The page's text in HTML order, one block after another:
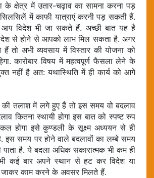
के क्षेत्र में उतार-चढ़ाव का सामना करना पड़
में काफी यात्राएं करनी पड़ सकती हैं.
आप विदेश भी जा सकते हैं. अच्छी बात यह है
से होने से आपको लाभ मिल सकता है. अगर
तो अभी व्यवसाय में विस्तार की योजना को
कारोबार विषय में महत्वपूर्ण फैसला लेने के
नहीं है अत: यथास्थिति में ही कार्य को आगे
तलाश में लगे हुए हैं तो इस समय वो बदलाव
कितना स्थायी होगा इस बात को स्पष्ट रुप
होगा इसे कुण्डली के सूक्ष्म अध्ययन से ही
इस समय पर होने वाले बदलावों का लम्बे समय
पाता है. ये बदला अधिक सकारात्मक भी कम ही
कई बार अपने स्थान से हट कर विदेश या
जाकर काम करने के अवसर मिलते हैं.